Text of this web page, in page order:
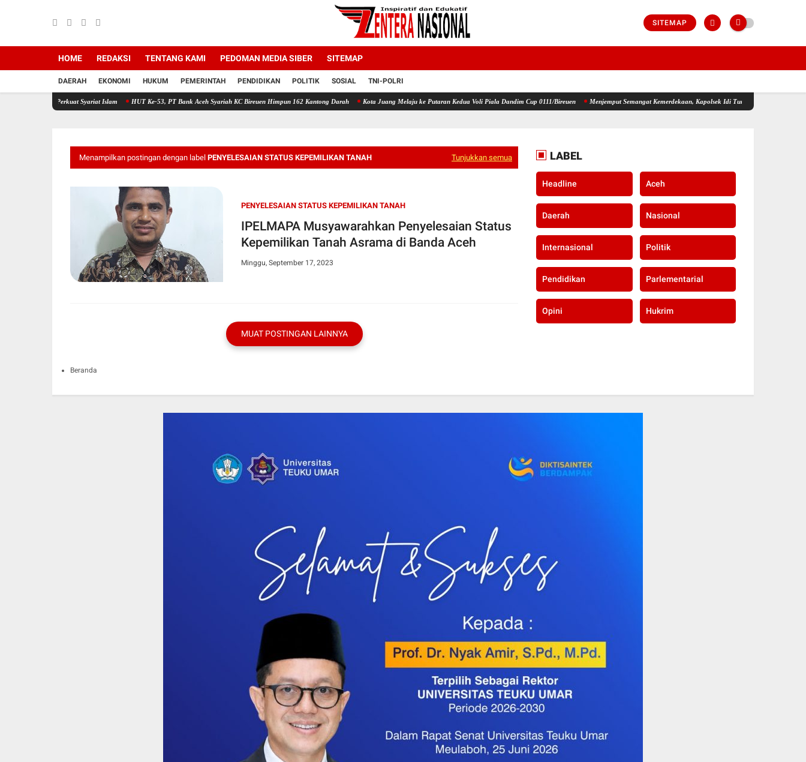
SITEMAP
HOME REDAKSI TENTANG KAMI PEDOMAN MEDIA SIBER SITEMAP
DAERAH EKONOMI HUKUM PEMERINTAH PENDIDIKAN POLITIK SOSIAL TNI-POLRI
Perkuat Syariat Islam HUT Ke-53, PT Bank Aceh Syariah KC Bireuen Himpun 162 Kantong Darah Kota Juang Melaju ke Putaran Kedua Voli Piala Dandim Cup 0111/Bireuen Menjemput Semangat Kemerdekaan, Kapolsek Idi Tunong Bagikan Bendera Merah Putih
Menampilkan postingan dengan label PENYELESAIAN STATUS KEPEMILIKAN TANAH Tunjukkan semua
PENYELESAIAN STATUS KEPEMILIKAN TANAH
IPELMAPA Musyawarahkan Penyelesaian Status
Kepemilikan Tanah Asrama di Banda Aceh
Minggu, September 17, 2023
MUAT POSTINGAN LAINNYA
Beranda
LABEL
Headline Aceh
Daerah Nasional
Internasional Politik
Pendidikan Parlementarial
Opini Hukrim